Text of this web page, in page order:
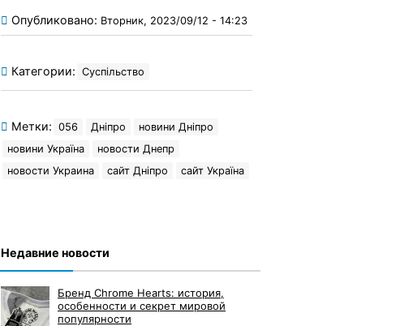
Опубликовано: Вторник, 2023/09/12 - 14:23
Категории: Суспільство
Метки: 056 Дніпро
новини Дніпро
новини Україна
новости Днепр
новости Украина
сайт Дніпро сайт Україна
Недавние новости
Бренд Chrome Hearts: история,
особенности и секрет мировой
популярности